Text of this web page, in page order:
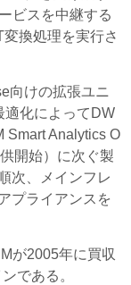
ビスを中継する
換処理を実行さ
向けの拡張ユニ
適化によってDW
Smart Analytics O
開始）に次ぐ製
次、メインフレ
プライアンスを
が2005年に買収
である。